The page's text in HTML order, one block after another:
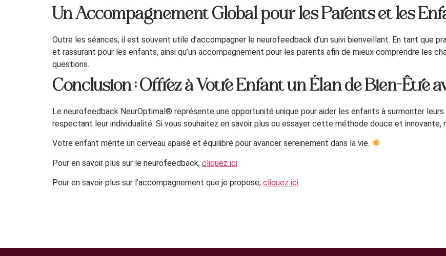
Un Accompagnement Global pour les Parents et les
Outre les séances, il est souvent utile d’accompagner le neurofeedback d’un suivi bienveillant. En tant que
et rassurant pour les enfants, ainsi qu’un accompagnement pour les parents afin de mieux comprendre les
questions.
Conclusion : Offrez à Votre Enfant un Élan de Bien-Être
Le neurofeedback NeurOptimal® représente une opportunité unique pour aider les enfants à surmonter
respectant leur individualité. Si vous souhaitez en savoir plus ou essayer cette méthode douce et innovante,
Votre enfant mérite un cerveau apaisé et équilibré pour avancer sereinement dans la vie.
Pour en savoir plus sur le neurofeedback, cliquez ici
Pour en savoir plus sur l’accompagnement que je propose, cliquez ici